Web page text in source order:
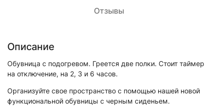
Отзывы
Описание
Обувница с подогревом. Греется две полки. Стоит таймер
на отключение, на 2, 3 и 6 часов.
Организуйте свое пространство с помощью нашей новой
функциональной обувницы с черным сиденьем.